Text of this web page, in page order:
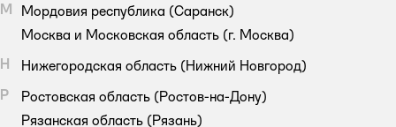
М
Мордовия республика (Саранск)
Москва и Московская область (г. Москва)
Н
Нижегородская область (Нижний Новгород)
Р
Ростовская область (Ростов-на-Дону)
Рязанская область (Рязань)